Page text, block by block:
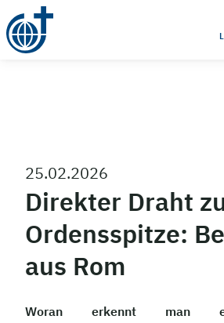
25.02.2026
Direkter Draht
Ordensspitze:
aus Rom
Woran erkennt man